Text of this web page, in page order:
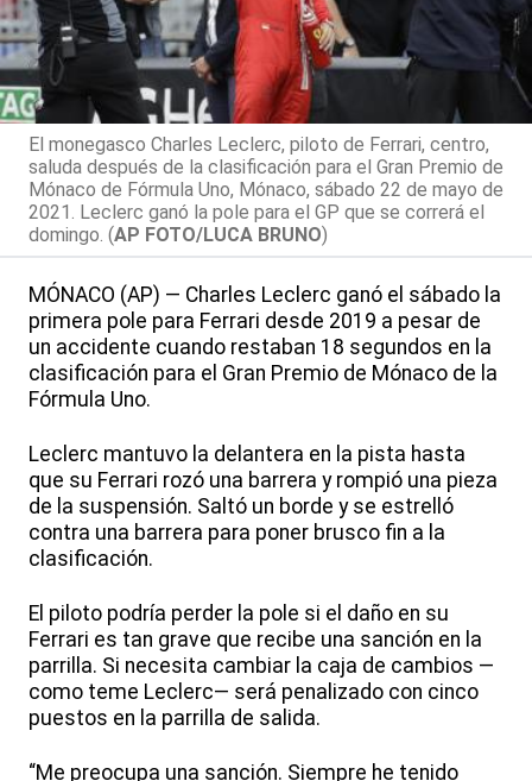
El monegasco Charles Leclerc, piloto de Ferrari, centro,
saluda después de la clasificación para el Gran Premio de
Mónaco de Fórmula Uno, Mónaco, sábado 22 de mayo de
2021. Leclerc ganó la pole para el GP que se correrá el
domingo. (AP FOTO/LUCA BRUNO)
MÓNACO (AP) — Charles Leclerc ganó el sábado la
primera pole para Ferrari desde 2019 a pesar de
un accidente cuando restaban 18 segundos en la
clasificación para el Gran Premio de Mónaco de la
Fórmula Uno.
Leclerc mantuvo la delantera en la pista hasta
que su Ferrari rozó una barrera y rompió una pieza
de la suspensión. Saltó un borde y se estrelló
contra una barrera para poner brusco fin a la
clasificación.
El piloto podría perder la pole si el daño en su
Ferrari es tan grave que recibe una sanción en la
parrilla. Si necesita cambiar la caja de cambios —
como teme Leclerc— será penalizado con cinco
puestos en la parrilla de salida.
“Me preocupa una sanción. Siempre he tenido